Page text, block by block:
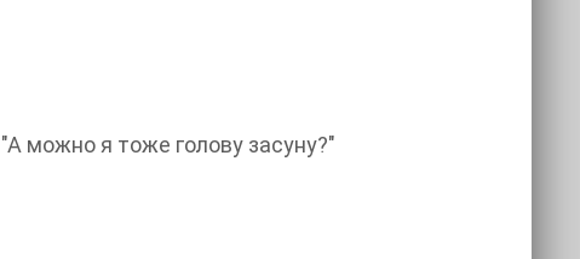
можно я тоже голову засуну?"